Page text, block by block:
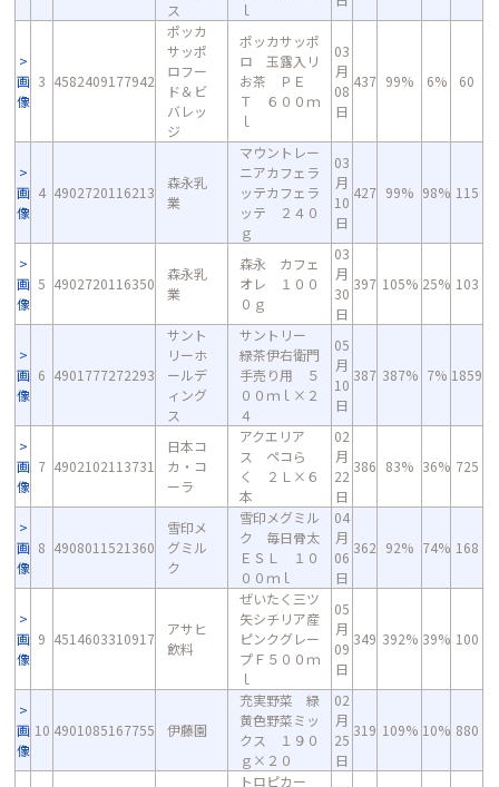
ス
ｌ
画
像
3 4582409177942
ポッカ
サッポ
ロフー
ド＆ビ
バレッ
ジ
ポッカサッポ
ロ 玉露入リ
お茶 ＰＥ
Ｔ ６００ｍ
ｌ
03
月
08
日
437 99% 6% 60
画
像
4 4902720116213
森永乳
業
マウントレー
ニアカフェラ
ッテカフェラ
ッテ ２４０
ｇ
03
月
10
日
427 99% 98% 115
画
像
5 4902720116350
森永乳
業
森永 カフェ
オレ １００
０ｇ
03
月
30
日
397 105% 25% 103
画
像
6 4901777272293
サント
リーホ
ールデ
ィング
ス
サントリー
緑茶伊右衛門
手売り用 ５
００ｍｌ×２
４
05
月
10
日
387 387% 7% 1859
画
像
7 4902102113731
日本コ
カ・コ
ーラ
アクエリア
ス ペコら
く ２Ｌ×６
本
02
月
22
日
386 83% 36% 725
画
像
8 4908011521360
雪印メ
グミル
ク
雪印メグミル
ク 毎日骨太
ＥＳＬ １０
００ｍｌ
04
月
06
日
362 92% 74% 168
画
像
9 4514603310917
アサヒ
飲料
ぜいたく三ツ
矢シチリア産
ピンクグレー
プＦ５００ｍ
ｌ
05
月
09
日
349 392% 39% 100
画
像
10 4901085167755 伊藤園
充実野菜 緑
黄色野菜ミッ
クス １９０
ｇ×２０
02
月
25
日
319 109% 10% 880
トロピカー